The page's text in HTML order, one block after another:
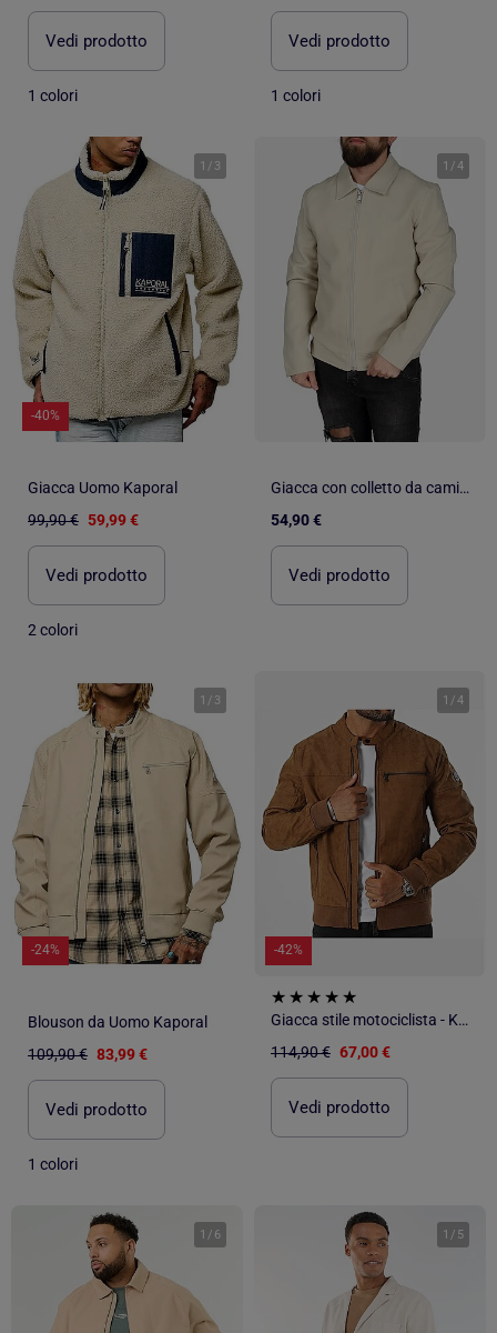
Vedi prodotto
1 colori
Vedi prodotto
1 colori
1 / 3
-40%
Giacca Uomo Kaporal
99,90 € 59,99 €
Vedi prodotto
2 colori
1 /4
Giacca con colletto da camicia - Frilivin
54,90 €
Vedi prodotto
1 / 3
-24%
Blouson da Uomo Kaporal
109,90 € 83,99 €
Vedi prodotto
1 colori
1 /4
-42%
Giacca stile motociclista - Kaporal
114,90 € 67,00 €
Vedi prodotto
1 / 6 1 / 5